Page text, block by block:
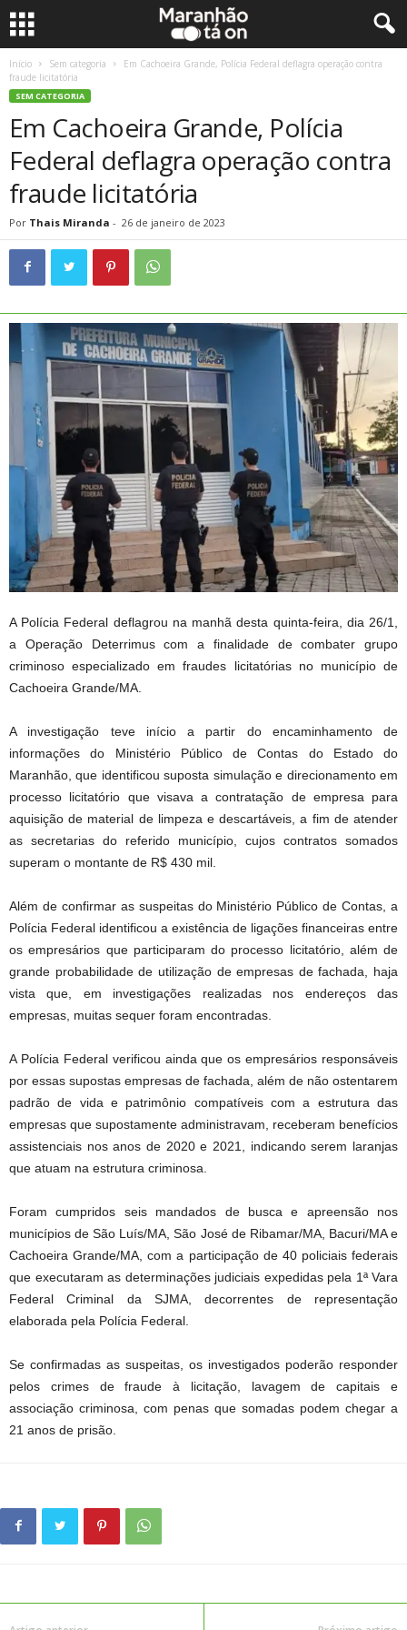
Início Sem categoria
Em Cachoeira Grande, Polícia Federal deflagra operação contra
fraude licitatória
SEM CATEGORIA
Em Cachoeira Grande, Polícia
Federal deflagra operação contra
fraude licitatória
Por Thais Miranda - 26 de janeiro de 2023
A Polícia Federal deflagrou na manhã desta quinta-feira, dia 26/1,
a Operação Deterrimus com a finalidade de combater grupo
criminoso especializado em fraudes licitatórias no município de
Cachoeira Grande/MA.
A investigação teve início a partir do encaminhamento de
informações do Ministério Público de Contas do Estado do
Maranhão, que identificou suposta simulação e direcionamento em
processo licitatório que visava a contratação de empresa para
aquisição de material de limpeza e descartáveis, a fim de atender
as secretarias do referido município, cujos contratos somados
superam o montante de R$ 430 mil.
Além de confirmar as suspeitas do Ministério Público de Contas, a
Polícia Federal identificou a existência de ligações financeiras entre
os empresários que participaram do processo licitatório, além de
grande probabilidade de utilização de empresas de fachada, haja
vista que, em investigações realizadas nos endereços das
empresas, muitas sequer foram encontradas.
A Polícia Federal verificou ainda que os empresários responsáveis
por essas supostas empresas de fachada, além de não ostentarem
padrão de vida e patrimônio compatíveis com a estrutura das
empresas que supostamente administravam, receberam benefícios
assistenciais nos anos de 2020 e 2021, indicando serem laranjas
que atuam na estrutura criminosa.
Foram cumpridos seis mandados de busca e apreensão nos
municípios de São Luís/MA, São José de Ribamar/MA, Bacuri/MA e
Cachoeira Grande/MA, com a participação de 40 policiais federais
que executaram as determinações judiciais expedidas pela 1ª Vara
Federal Criminal da SJMA, decorrentes de representação
elaborada pela Polícia Federal.
Se confirmadas as suspeitas, os investigados poderão responder
pelos crimes de fraude à licitação, lavagem de capitais e
associação criminosa, com penas que somadas podem chegar a
21 anos de prisão.